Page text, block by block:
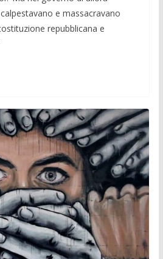
e massacravano
repubblicana e